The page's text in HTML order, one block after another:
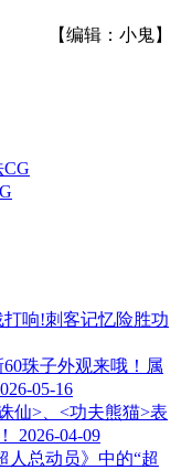
【编辑：小鬼】
响!刺客记忆险胜功
珠子外观来哦！属
05-16
仙>、<功夫熊猫>表
2026-04-09
人总动员》中的“超